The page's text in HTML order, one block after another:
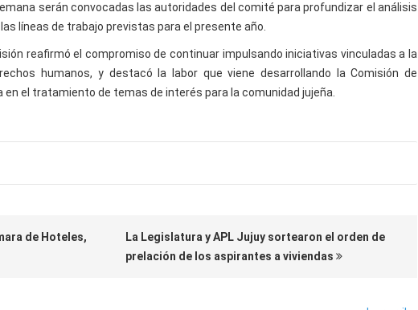
serán convocadas las autoridades del comité para profundizar el análisis
líneas de trabajo previstas para el presente año.
reafirmó el compromiso de continuar impulsando iniciativas vinculadas a la
humanos, y destacó la labor que viene desarrollando la Comisión de
en el tratamiento de temas de interés para la comunidad jujeña.
de Hoteles,
La Legislatura y APL Jujuy sortearon el orden de
prelación de los aspirantes a viviendas